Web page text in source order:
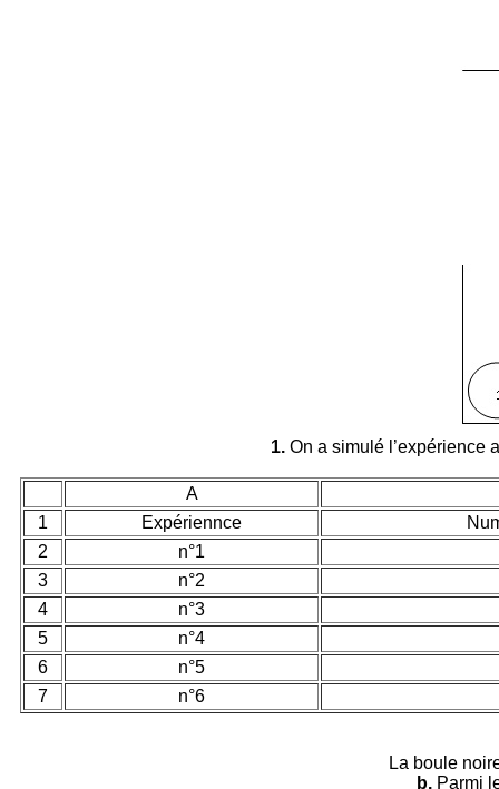
1. On a simulé l’expérience
A
1
Expériennce
2
n°1
3
n°2
4
n°3
5
n°4
6
n°5
7
n°6
La boule
b. Parmi